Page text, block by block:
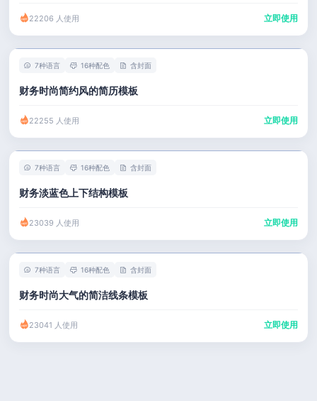
22206 人使用 立即使用
7种语言 16种配色 含封面
财务时尚简约风的简历模板
22255 人使用 立即使用
7种语言 16种配色 含封面
财务淡蓝色上下结构模板
23039 人使用 立即使用
7种语言 16种配色 含封面
财务时尚大气的简洁线条模板
23041 人使用 立即使用